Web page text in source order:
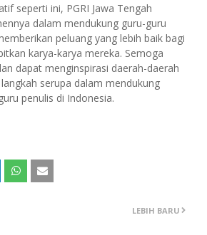
seperti ini, PGRI Jawa Tengah
dalam mendukung guru-guru
peluang yang lebih baik bagi
karya-karya mereka. Semoga
dapat menginspirasi daerah-daerah
serupa dalam mendukung
penulis di Indonesia.
LEBIH BARU